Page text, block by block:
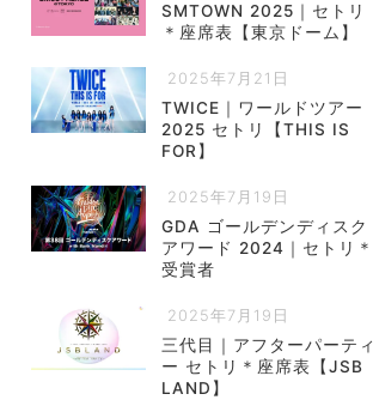
SMTOWN 2025｜セトリ
＊座席表【東京ドーム】
2025年7月21日
TWICE｜ワールドツアー
2025 セトリ【THIS IS
FOR】
2025年7月19日
GDA ゴールデンディスク
アワード 2024｜セトリ＊
受賞者
2025年7月19日
三代目｜アフターパーティ
ー セトリ＊座席表【JSB
LAND】